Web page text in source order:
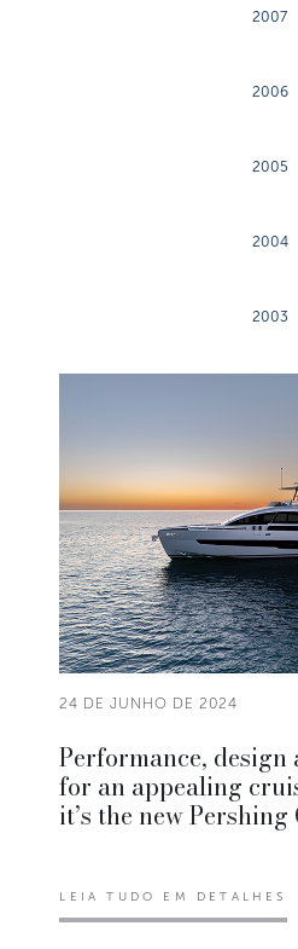
2007
2006
2005
2004
2003
24 DE JUNHO DE 2024
Performance, design
for an appealing
it’s the new
LEIA TUDO EM DETALHES